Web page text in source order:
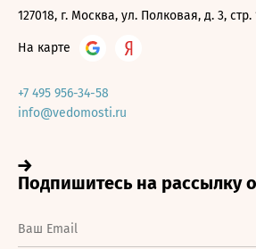
127018, г. Москва, ул. Полковая, д. 3, стр.
На карте
+7 495 956-34-58
info@vedomosti.ru